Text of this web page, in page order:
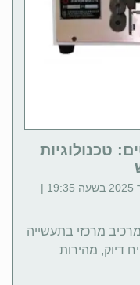
טכנולוגיות
בתאריך 22 אוקטובר 2025 בשעה 19:35 |
מרכזי בתעשייה
דיוק, מהירות